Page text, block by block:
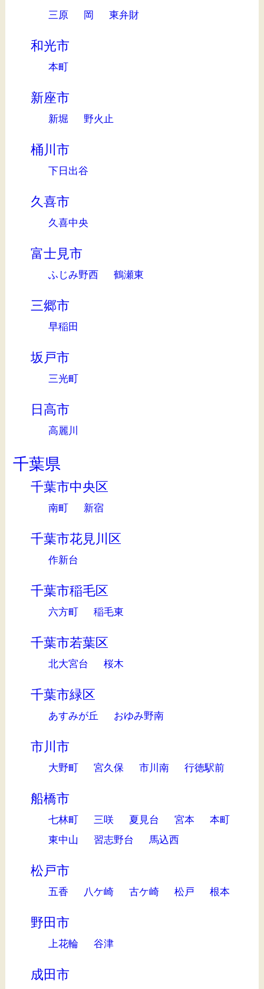
三原 岡 東弁財
和光市
本町
新座市
新堀 野火止
桶川市
下日出谷
久喜市
久喜中央
富士見市
ふじみ野西 鶴瀬東
三郷市
早稲田
坂戸市
三光町
日高市
高麗川
千葉県
千葉市中央区
南町 新宿
千葉市花見川区
作新台
千葉市稲毛区
六方町 稲毛東
千葉市若葉区
北大宮台 桜木
千葉市緑区
あすみが丘 おゆみ野南
市川市
大野町 宮久保 市川南 行徳駅前
船橋市
七林町 三咲 夏見台 宮本
本町
東中山
習志野台 馬込西
松戸市
五香 八ケ崎 古ケ崎 松戸 根本
野田市
上花輪 谷津
成田市